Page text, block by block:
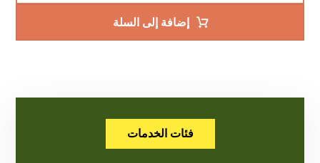
إضافة إلى السلة
فئات الخدمات